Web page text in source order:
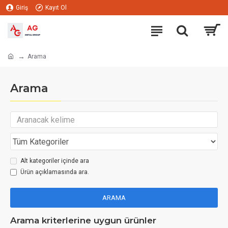
Giriş Kayıt Ol
Arama
Arama
Alt kategoriler içinde ara
Ürün açıklamasında ara.
ARAMA
Arama kriterlerine uygun ürünler